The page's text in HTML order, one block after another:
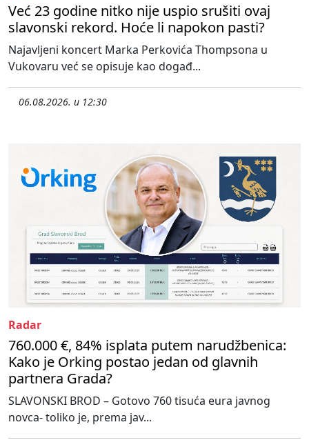
Već 23 godine nitko nije uspio srušiti ovaj
slavonski rekord. Hoće li napokon pasti?
Najavljeni koncert Marka Perkovića Thompsona u
Vukovaru već se opisuje kao događ...
06.08.2026. u 12:30
Radar
760.000 €, 84% isplata putem narudžbenica:
Kako je Orking postao jedan od glavnih
partnera Grada?
SLAVONSKI BROD – Gotovo 760 tisuća eura javnog
novca- toliko je, prema jav...